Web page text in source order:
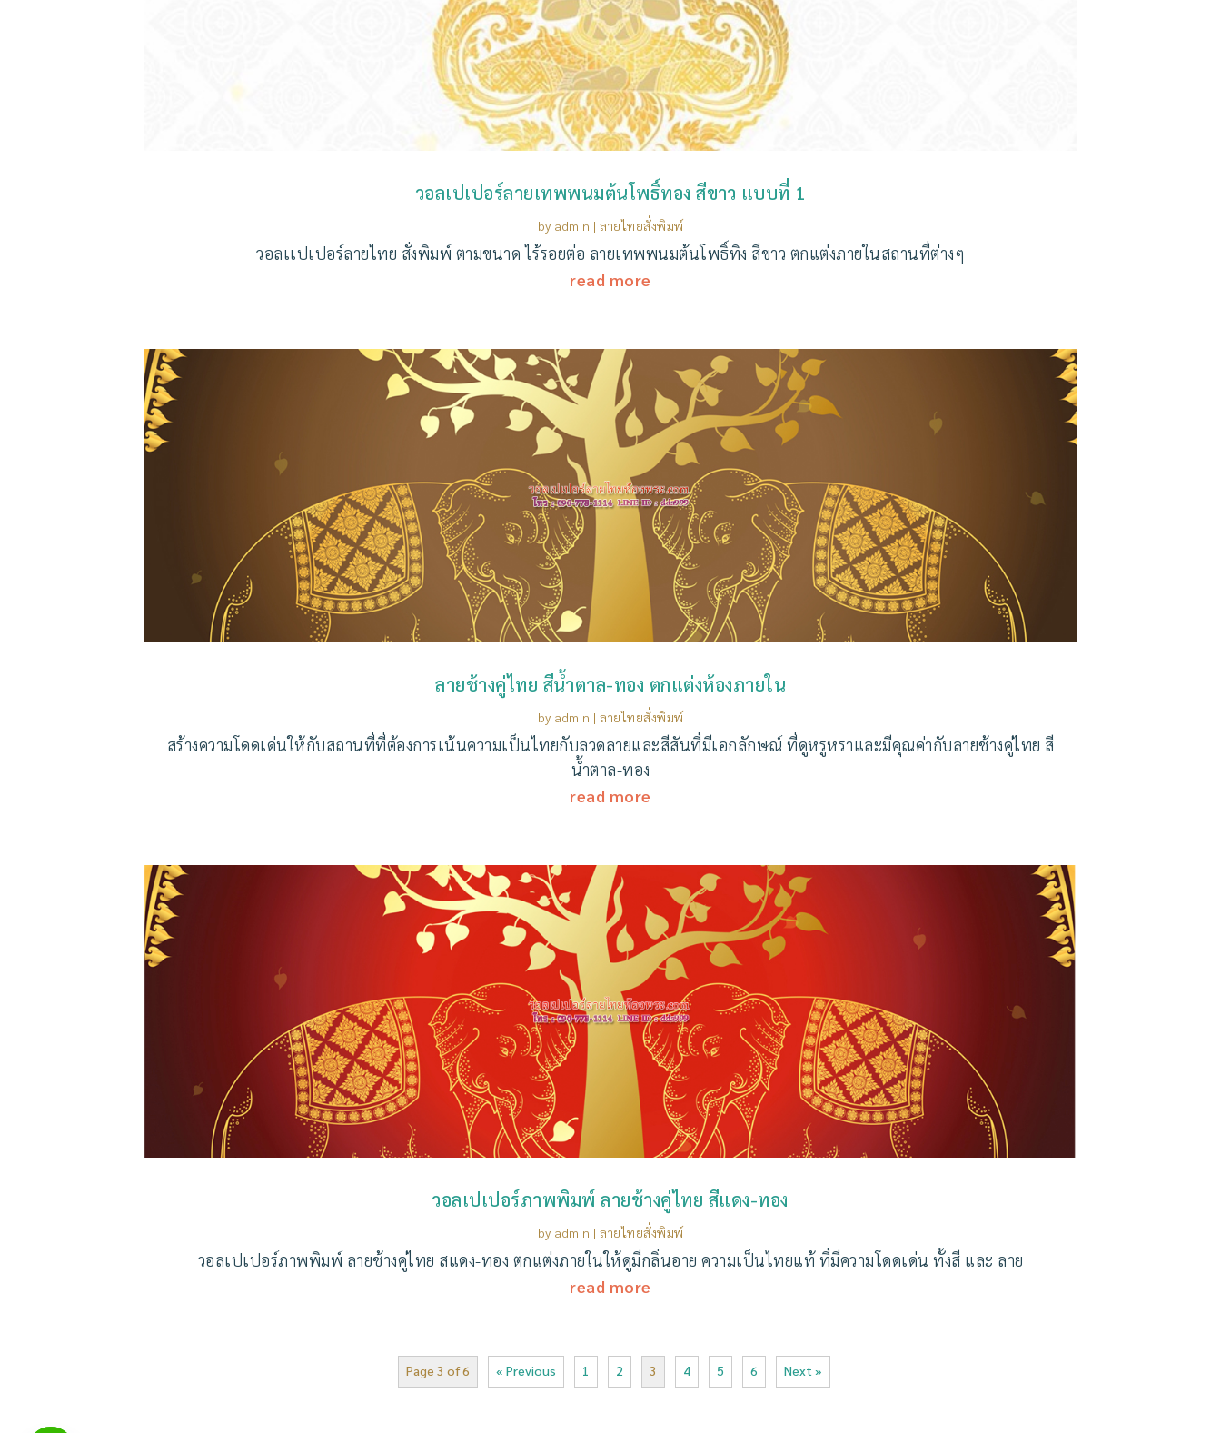
วอลเปเปอร์ลายเทพพนมต้นโพธิ์ทอง สีขาว แบบที่ 1
by admin | ลายไทยสั่งพิมพ์
วอลเเปเปอร์ลายไทย สั่งพิมพ์ ตามขนาด ไร้รอยต่อ ลายเทพพนมต้นโพธิ์ทิง สีขาว ตกแต่งภายในสถานที่ต่างๆ
read more
ลายช้างคู่ไทย สีน้ำตาล-ทอง ตกแต่งห้องภายใน
by admin | ลายไทยสั่งพิมพ์
สร้างความโดดเด่นให้กับสถานที่ที่ต้องการเน้นความเป็นไทยกับลวดลายและสีสันที่มีเอกลักษณ์ ที่ดูหรูหราและมีคุณค่ากับลายช้างคู่ไทย สี
น้ำตาล-ทอง
read more
วอลเปเปอร์ภาพพิมพ์ ลายช้างคู่ไทย สีแดง-ทอง
by admin | ลายไทยสั่งพิมพ์
วอลเปเปอร์ภาพพิมพ์ ลายช้างคู่ไทย สแดง-ทอง ตกแต่งภายในให้ดูมีกลิ่นอาย ความเป็นไทยแท้ ที่มีความโดดเด่น ทั้งสี และ ลาย
read more
Page 3 of 6 « Previous 1 2 3 4 5 6 Next »